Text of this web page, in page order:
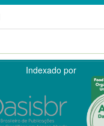
Indexado por